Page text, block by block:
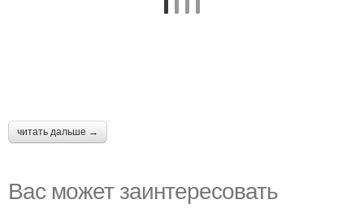
читать дальше →
Вас может заинтересовать